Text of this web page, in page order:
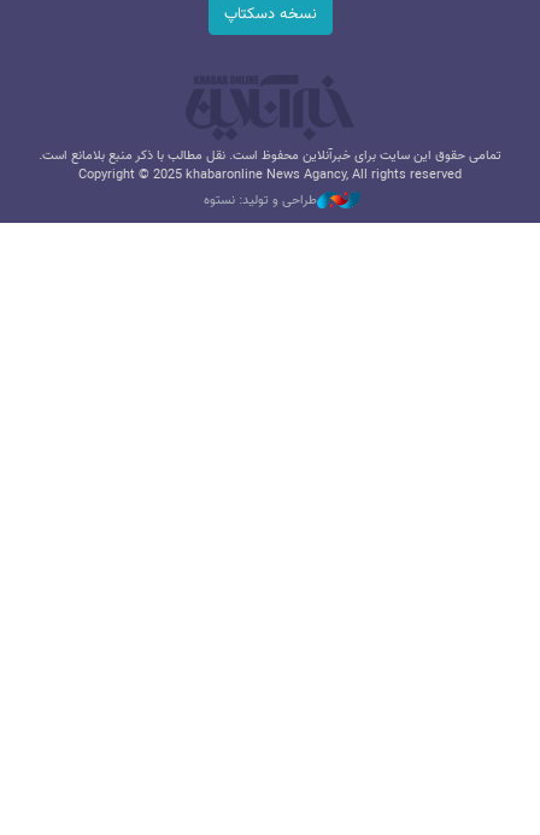
نسخه دسکتاپ
تمامی حقوق این سایت برای خبرآنلاین محفوظ است. نقل مطالب با ذکر منبع بلامانع است.
Copyright © 2025 khabaronline News Agancy, All rights reserved
طراحی و تولید: نستوه